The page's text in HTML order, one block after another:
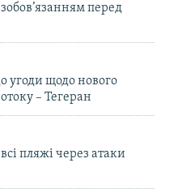
перед
угоди щодо нового
– Тегеран
пляжі через атаки